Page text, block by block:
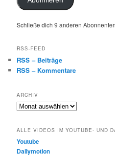
Schließe dich 9 anderen
RSS-FEED
RSS – Beiträge
RSS – Kommentare
ARCHIV
Archiv
ALLE VIDEOS IM YOUTUBE- UND
Youtube
Dailymotion